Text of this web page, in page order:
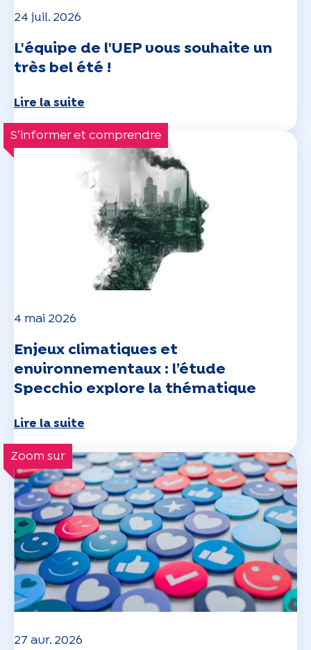
24 juil. 2026
L'équipe de l'UEP vous souhaite un
très bel été !
Lire la suite
S’informer et comprendre
4 mai 2026
Enjeux climatiques et
environnementaux : l’étude
Specchio explore la thématique
Lire la suite
Zoom sur
27 avr. 2026